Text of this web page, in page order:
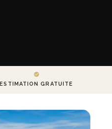
ESTIMATION GRATUITE